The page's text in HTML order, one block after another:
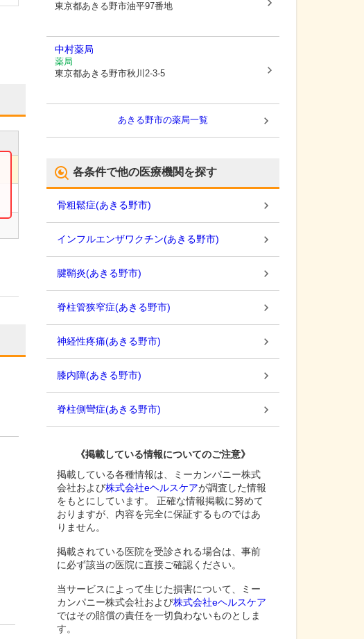
東京都あきる野市油平97番地
中村薬局
薬局
東京都あきる野市秋川2-3-5
あきる野市の薬局一覧
各条件で他の医療機関を探す
骨粗鬆症(あきる野市)
インフルエンザワクチン(あきる野市)
腱鞘炎(あきる野市)
脊柱管狭窄症(あきる野市)
神経性疼痛(あきる野市)
膝内障(あきる野市)
脊柱側彎症(あきる野市)
《掲載している情報についてのご注意》
掲載している各種情報は、ミーカンパニー株式
会社および株式会社eヘルスケアが調査した情報
をもとにしています。 正確な情報掲載に努めて
おりますが、内容を完全に保証するものではあ
りません。
掲載されている医院を受診される場合は、事前
に必ず該当の医院に直接ご確認ください。
当サービスによって生じた損害について、ミー
カンパニー株式会社および株式会社eヘルスケア
ではその賠償の責任を一切負わないものとしま
す。